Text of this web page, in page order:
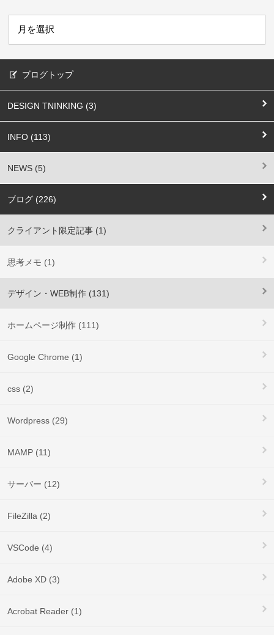
ブログトップ
DESIGN TNINKING (3)
INFO (113)
NEWS (5)
ブログ (226)
クライアント限定記事 (1)
思考メモ (1)
デザイン・WEB制作 (131)
ホームページ制作 (111)
Google Chrome (1)
css (2)
Wordpress (29)
MAMP (11)
サーバー (12)
FileZilla (2)
VSCode (4)
Adobe XD (3)
Acrobat Reader (1)